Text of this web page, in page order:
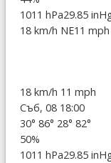
1011 hPa29.85
18 km/h NE11
18 km/h 11 mph
Съб, 08 18:00
30° 86° 28° 82°
50%
1011 hPa29.85